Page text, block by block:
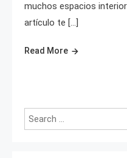
muchos espacios
artículo te […]
Read More